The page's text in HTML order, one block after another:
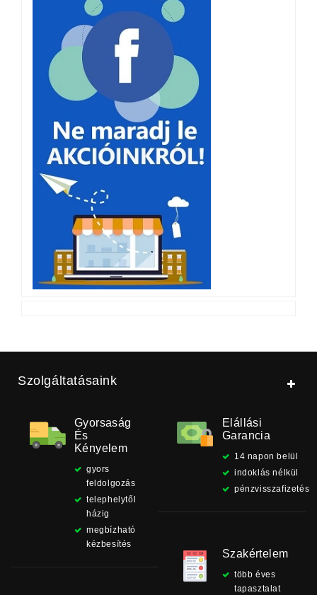
Szolgáltatásaink
Gyorsaság
És
Kényelem
gyors
feldolgozás
telephelytől
házig
megbízható
kézbesítés
Elállási
Garancia
14 napon belül
indoklás nélkül
pénzvisszafizetés
Szakértelem
több éves
tapasztalat